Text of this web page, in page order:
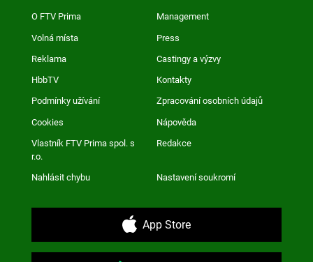
O FTV Prima Management
Volná místa Press
Reklama Castingy a výzvy
HbbTV Kontakty
Podmínky užívání Zpracování osobních údajů
Cookies Nápověda
Vlastník FTV Prima spol. s
r.o.
Redakce
Nahlásit chybu Nastavení soukromí
App Store